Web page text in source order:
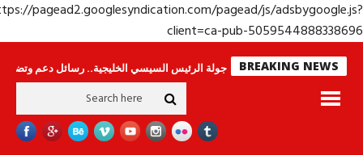
https://pagead2.googlesyndication.com/pagead/js/
client=ca-pub-
BREAKING NEWS
لا ينامون جولة الرئيس السيسي الخليجية.. رسائل دعم وتضامن للأشقاء